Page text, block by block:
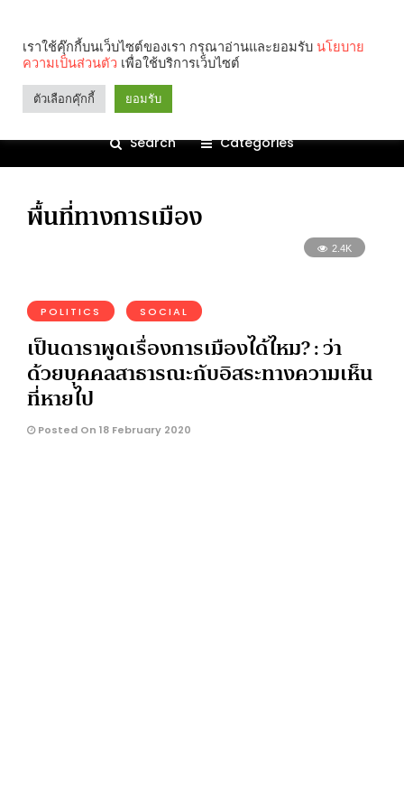
Search Categories
พื้นที่ทางการเมือง
2.4K
POLITICS SOCIAL
เป็นดาราพูดเรื่องการเมืองได้ไหม? : ว่า
ด้วยบุคคลสาธารณะกับอิสระทางความเห็น
ที่หายไป
Posted On 18 February 2020
เราใช้คุ๊กกี้บนเว็บไซต์ของเรา กรุณาอ่านและยอมรับ นโยบาย
ความเป็นส่วนตัว เพื่อใช้บริการเว็บไซต์
ตัวเลือกคุ๊กกี้ ยอมรับ